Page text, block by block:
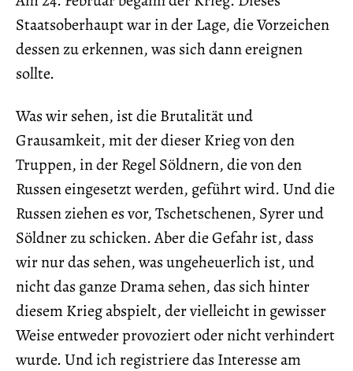
Staatsoberhaupt war in der Lage, die Vorzeichen
dessen zu erkennen, was sich dann ereignen
sollte.
Was wir sehen, ist die Brutalität und
Grausamkeit, mit der dieser Krieg von den
Truppen, in der Regel Söldnern, die von den
Russen eingesetzt werden, geführt wird. Und die
Russen ziehen es vor, Tschetschenen, Syrer und
Söldner zu schicken. Aber die Gefahr ist, dass
wir nur das sehen, was ungeheuerlich ist, und
nicht das ganze Drama sehen, das sich hinter
diesem Krieg abspielt, der vielleicht in gewisser
Weise entweder provoziert oder nicht verhindert
wurde. Und ich registriere das Interesse am